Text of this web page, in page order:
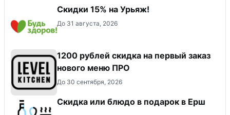
Скидки 15% на Урьяж!
До 31 августа, 2026
​1200 рублей скидка на первый заказ
нового меню ПРО
До 30 сентября, 2026
Скидка или блюдо в подарок в Ерш